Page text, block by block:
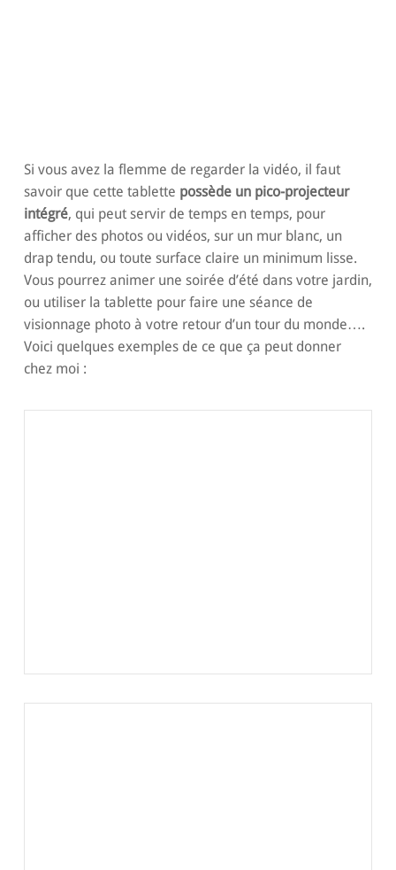
Si vous avez la flemme de regarder la vidéo, il faut
savoir que cette tablette possède un pico-projecteur
intégré, qui peut servir de temps en temps, pour
afficher des photos ou vidéos, sur un mur blanc, un
drap tendu, ou toute surface claire un minimum lisse.
Vous pourrez animer une soirée d’été dans votre jardin,
ou utiliser la tablette pour faire une séance de
visionnage photo à votre retour d’un tour du monde….
Voici quelques exemples de ce que ça peut donner
chez moi :